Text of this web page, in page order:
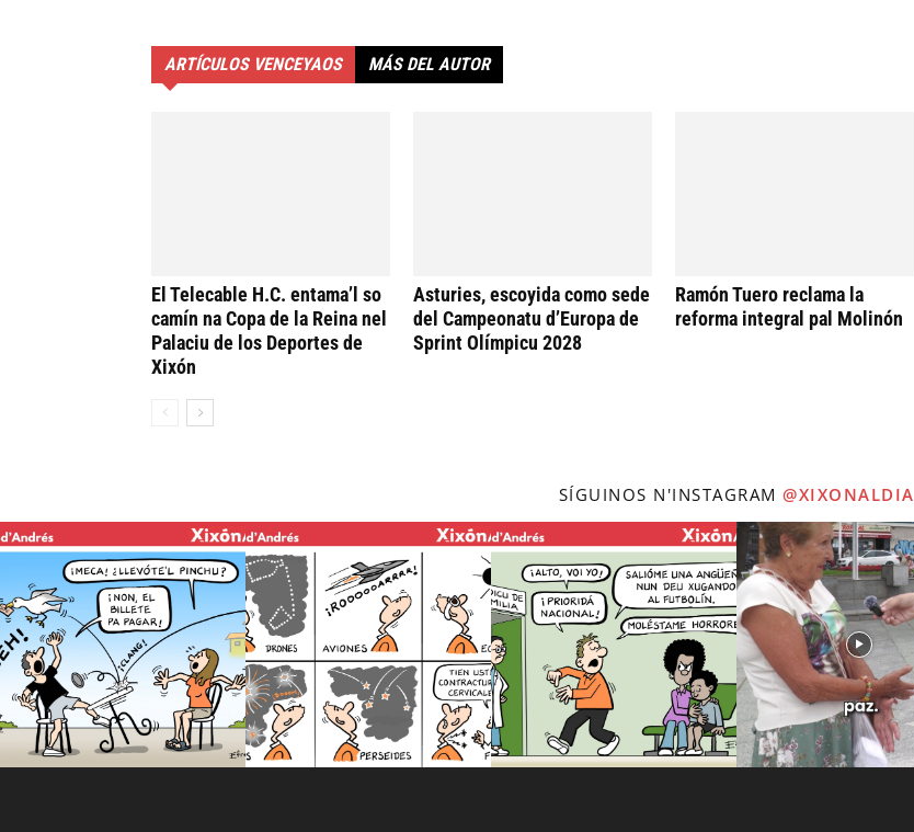
ARTÍCULOS VENCEYAOS MÁS DEL AUTOR
El Telecable H.C. entama’l so
camín na Copa de la Reina nel
Palaciu de los Deportes de
Xixón
Asturies, escoyida como sede
del Campeonatu d’Europa de
Sprint Olímpicu 2028
Ramón Tuero reclama la
reforma integral pal Molinón
SÍGUINOS N'INSTAGRAM @XIXONALDIA